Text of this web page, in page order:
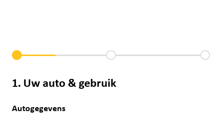
1. Uw auto & gebruik
Autogegevens